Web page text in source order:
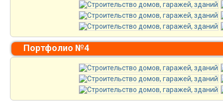
Портфолио №4